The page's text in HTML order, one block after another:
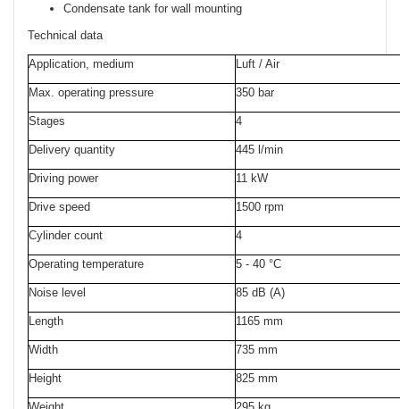
Condensate tank for wall mounting
Technical data
Application, medium Luft / Air
Max. operating pressure 350 bar
Stages 4
Delivery quantity 445 l/min
Driving power 11 kW
Drive speed 1500 rpm
Cylinder count 4
Operating temperature 5 - 40 °C
Noise level 85 dB (A)
Length 1165 mm
Width 735 mm
Height 825 mm